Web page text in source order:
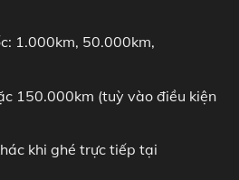
1.000km, 50.000km,
150.000km (tuỳ vào điều kiện
khi ghé trực tiếp tại